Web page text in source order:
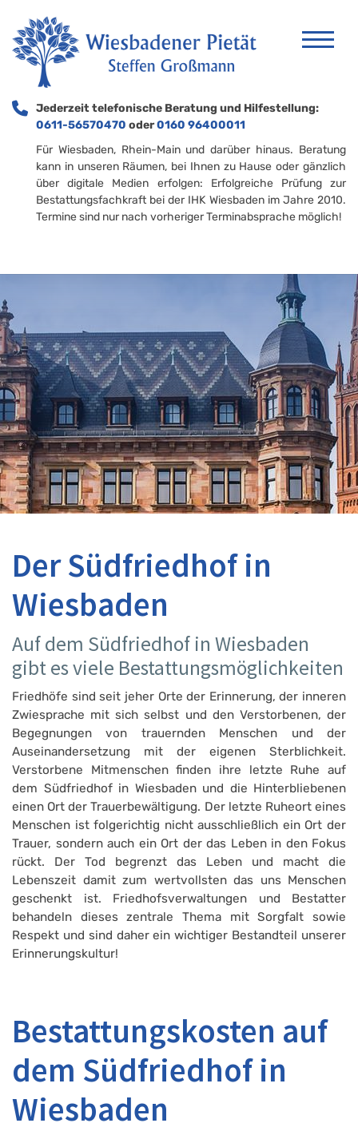
Jederzeit telefonische Beratung und Hilfestellung:
0611-56570470 oder0160 96400011
Für Wiesbaden, Rhein-Main und darüber hinaus. Beratung
kann in unseren Räumen, bei Ihnen zu Hause oder gänzlich
über digitale Medien erfolgen: Erfolgreiche Prüfung zur
Bestattungsfachkraft bei der IHK Wiesbaden im Jahre 2010.
Termine sind nur nach vorheriger Terminabsprache möglich!
Der Südfriedhof in
Wiesbaden
Auf dem Südfriedhof in Wiesbaden
gibt es viele Bestattungsmöglichkeiten
Friedhöfe sind seit jeher Orte der Erinnerung, der inneren
Zwiesprache mit sich selbst und den Verstorbenen, der
Begegnungen von trauernden Menschen und der
Auseinandersetzung mit der eigenen Sterblichkeit.
Verstorbene Mitmenschen finden ihre letzte Ruhe auf
dem Südfriedhof in Wiesbaden und die Hinterbliebenen
einen Ort der Trauerbewältigung. Der letzte Ruheort eines
Menschen ist folgerichtig nicht ausschließlich ein Ort der
Trauer, sondern auch ein Ort der das Leben in den Fokus
rückt. Der Tod begrenzt das Leben und macht die
Lebenszeit damit zum wertvollsten das uns Menschen
geschenkt ist. Friedhofsverwaltungen und Bestatter
behandeln dieses zentrale Thema mit Sorgfalt sowie
Respekt und sind daher ein wichtiger Bestandteil unserer
Erinnerungskultur!
Bestattungskosten auf
dem Südfriedhof in
Wiesbaden